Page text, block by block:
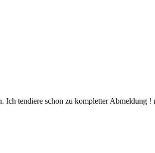
Ich tendiere schon zu kompletter Abmeldung !